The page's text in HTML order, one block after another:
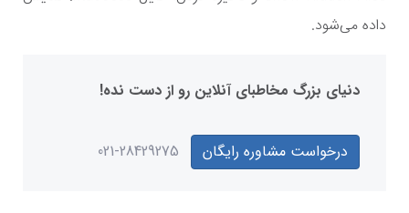
داده می‌شود.
دنیای بزرگ مخاطبای آنلاین رو از دست نده!
درخواست مشاوره رایگان 021-28429275